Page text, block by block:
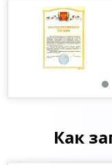
Как